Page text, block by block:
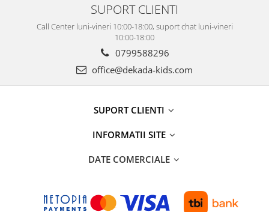
SUPORT CLIENTI
Call Center luni-vineri 10:00-18:00, suport chat luni-vineri
10:00-18:00
0799588296
office@dekada-kids.com
SUPORT CLIENTI
INFORMATII SITE
DATE COMERCIALE